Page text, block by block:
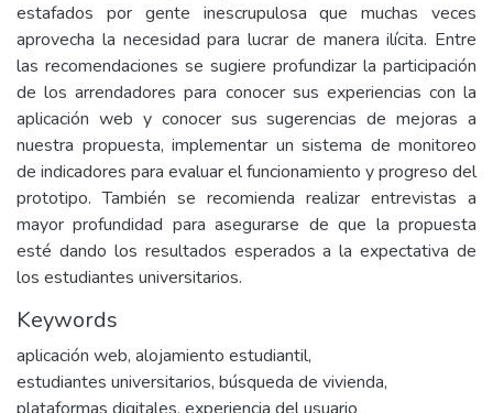
estafados por gente inescrupulosa que muchas veces
aprovecha la necesidad para lucrar de manera ilícita. Entre
las recomendaciones se sugiere profundizar la participación
de los arrendadores para conocer sus experiencias con la
aplicación web y conocer sus sugerencias de mejoras a
nuestra propuesta, implementar un sistema de monitoreo
de indicadores para evaluar el funcionamiento y progreso del
prototipo. También se recomienda realizar entrevistas a
mayor profundidad para asegurarse de que la propuesta
esté dando los resultados esperados a la expectativa de
los estudiantes universitarios.
Keywords
aplicación web, alojamiento estudiantil,
estudiantes universitarios, búsqueda de vivienda,